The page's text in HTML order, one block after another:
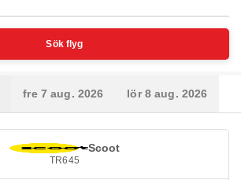
Sök flyg
fre 7 aug. 2026 lör 8 aug. 2026
Scoot
TR645